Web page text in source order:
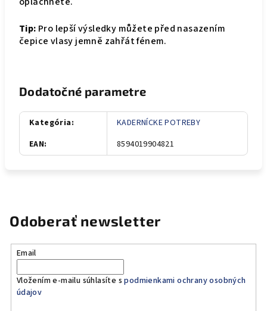
Tip: Pro lepší výsledky můžete před nasazením
čepice vlasy jemně zahřát fénem.
Dodatočné parametre
Kategória:
KADERNÍCKE POTREBY
EAN: 8594019904821
Odoberať newsletter
Email
Vložením e-mailu súhlasíte spodmienkami ochrany osobných
údajov